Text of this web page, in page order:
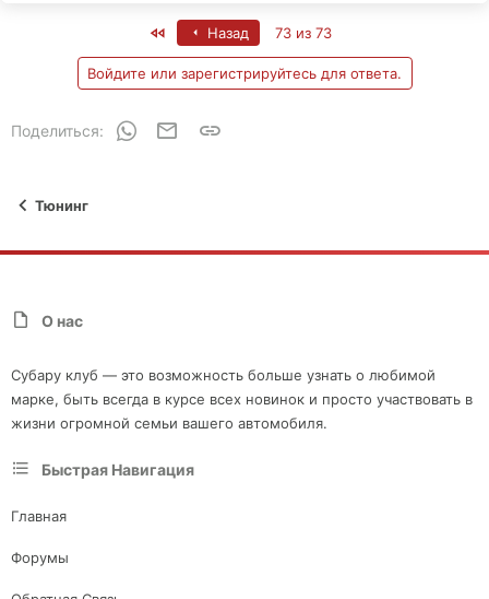
First Назад 73 из 73
Войдите или зарегистрируйтесь для ответа.
Поделиться: WhatsAppЭлектронная почта
Тюнинг
О нас
Субару клуб — это возможность больше узнать о любимой
марке, быть всегда в курсе всех новинок и просто участвовать в
жизни огромной семьи вашего автомобиля.
Быстрая Навигация
Главная
Форумы